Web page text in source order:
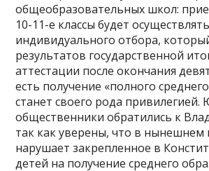
общеобразовательных школ:
10-11-е классы будет
индивидуального отбора,
результатов государственной
аттестации после окончания
есть получение «полного
станет своего рода привилегией.
общественники обратились к
так как уверены, что в нынешнем
нарушает закрепленное в
детей на получение среднего